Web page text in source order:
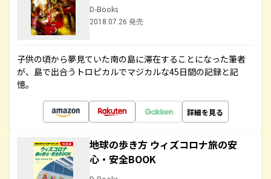
D-Books
2018.07.26 発売
子供の頃から夢見ていた南の島に滞在することになった筆者
が、島で出合うトロピカルでマジカルな45日間の記録と記
憶。
詳細を見る
地球の歩き方 ウィズコロナ旅の安
心・安全BOOK